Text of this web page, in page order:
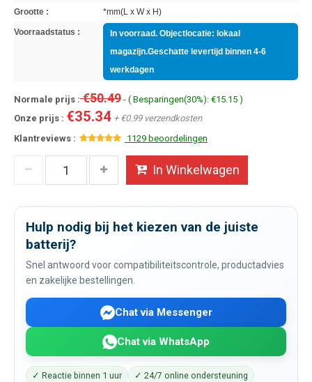
Grootte :
*mm(L x W x H)
Voorraadstatus :
In voorraad. Objectlocatie: lokaal
magazijn.Geschatte levertijd binnen 4-6
werkdagen
Normale prijs :€50.49 - ( Besparingen(30%): €15.15 )
Onze prijs : €35.34 + €0.99 verzendkosten
Klantreviews :
1129 beoordelingen
In Winkelwagen
Hulp nodig bij het kiezen van de juiste
batterij?
Snel antwoord voor compatibiliteitscontrole, productadvies
en zakelijke bestellingen.
Chat via Messenger
Chat via WhatsApp
✓ Reactie binnen 1 uur
✓ 24/7 online ondersteuning